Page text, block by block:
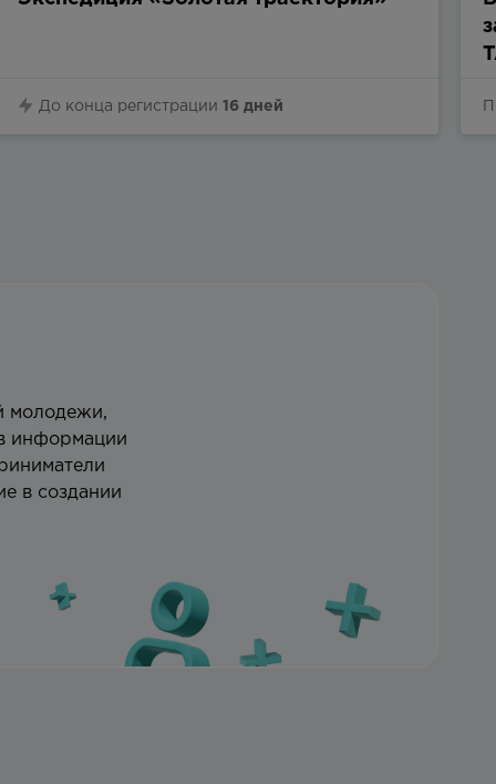
До конца регистрации 16 дней
молодежи,
информации
в создании